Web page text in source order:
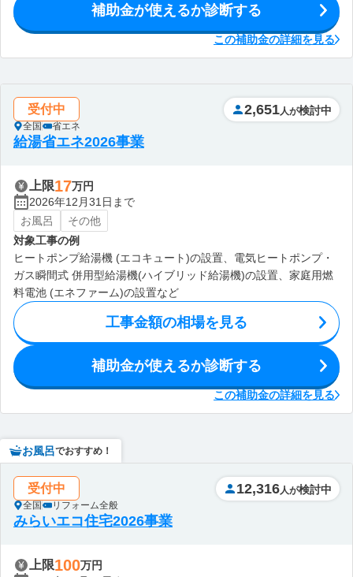
補助金が使えるか診断する
この補助金の詳細を見る
受付中
全国 省エネ
2,651 人が検討中
給湯省エネ2026事業
上限17万円
2026年12月31日まで
お風呂
その他
対象工事の例
ヒートポンプ給湯機 (エコキュート)の設置、電気ヒートポンプ・
ガス瞬間式 併用型給湯機(ハイブリッド給湯機)の設置、家庭用燃
料電池 (エネファーム)の設置など
工事金額の相場を見る
補助金が使えるか診断する
この補助金の詳細を見る
お風呂でおすすめ！
受付中
全国 リフォーム全般
12,316 人が検討中
みらいエコ住宅2026事業
上限100万円